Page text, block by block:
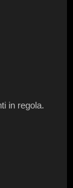
in regola.